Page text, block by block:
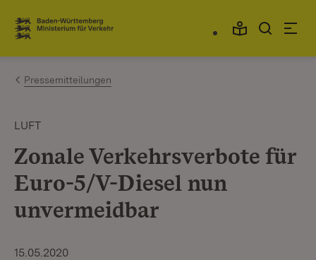
Zum Inhalt springen
Link zur Startseite
Pressemitteilungen
LUFT
Zonale Verkehrsverbote für
Euro-5/V-Diesel nun
unvermeidbar
15.05.2020